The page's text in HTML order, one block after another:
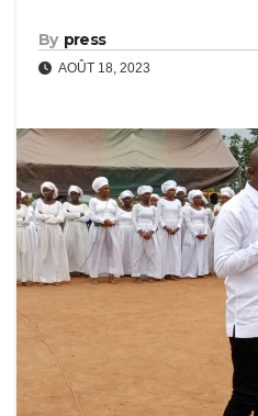
By press
AOÛT 18, 2023